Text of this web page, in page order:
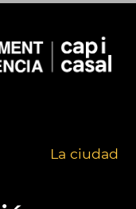
La ciudad